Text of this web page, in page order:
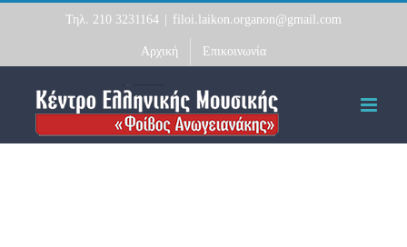
content
Τηλ. 210 3231164 filoi.laikon.organon@gmail.com
Αρχική Επικοινωνία